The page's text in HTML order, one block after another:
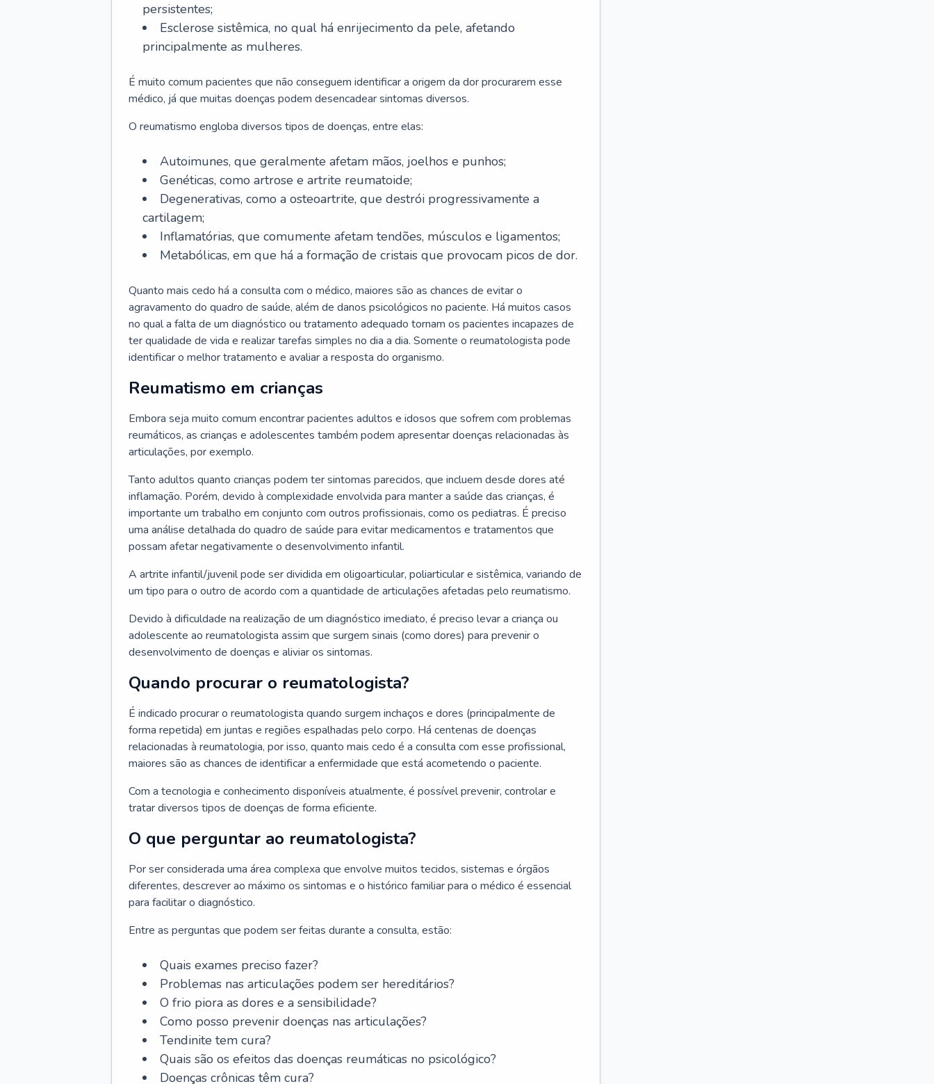
persistentes;
Esclerose sistêmica, no qual há enrijecimento da pele, afetando
principalmente as mulheres.
É muito comum pacientes que não conseguem identificar a origem da dor procurarem esse
médico, já que muitas doenças podem desencadear sintomas diversos.
O reumatismo engloba diversos tipos de doenças, entre elas:
Autoimunes, que geralmente afetam mãos, joelhos e punhos;
Genéticas, como artrose e artrite reumatoide;
Degenerativas, como a osteoartrite, que destrói progressivamente a
cartilagem;
Inflamatórias, que comumente afetam tendões, músculos e ligamentos;
Metabólicas, em que há a formação de cristais que provocam picos de dor.
Quanto mais cedo há a consulta com o médico, maiores são as chances de evitar o
agravamento do quadro de saúde, além de danos psicológicos no paciente. Há muitos casos
no qual a falta de um diagnóstico ou tratamento adequado tornam os pacientes incapazes de
ter qualidade de vida e realizar tarefas simples no dia a dia. Somente o reumatologista pode
identificar o melhor tratamento e avaliar a resposta do organismo.
Reumatismo em crianças
Embora seja muito comum encontrar pacientes adultos e idosos que sofrem com problemas
reumáticos, as crianças e adolescentes também podem apresentar doenças relacionadas às
articulações, por exemplo.
Tanto adultos quanto crianças podem ter sintomas parecidos, que incluem desde dores até
inflamação. Porém, devido à complexidade envolvida para manter a saúde das crianças, é
importante um trabalho em conjunto com outros profissionais, como os pediatras. É preciso
uma análise detalhada do quadro de saúde para evitar medicamentos e tratamentos que
possam afetar negativamente o desenvolvimento infantil.
A artrite infantil/juvenil pode ser dividida em oligoarticular, poliarticular e sistêmica, variando de
um tipo para o outro de acordo com a quantidade de articulações afetadas pelo reumatismo.
Devido à dificuldade na realização de um diagnóstico imediato, é preciso levar a criança ou
adolescente ao reumatologista assim que surgem sinais (como dores) para prevenir o
desenvolvimento de doenças e aliviar os sintomas.
Quando procurar o reumatologista?
É indicado procurar o reumatologista quando surgem inchaços e dores (principalmente de
forma repetida) em juntas e regiões espalhadas pelo corpo. Há centenas de doenças
relacionadas à reumatologia, por isso, quanto mais cedo é a consulta com esse profissional,
maiores são as chances de identificar a enfermidade que está acometendo o paciente.
Com a tecnologia e conhecimento disponíveis atualmente, é possível prevenir, controlar e
tratar diversos tipos de doenças de forma eficiente.
O que perguntar ao reumatologista?
Por ser considerada uma área complexa que envolve muitos tecidos, sistemas e órgãos
diferentes, descrever ao máximo os sintomas e o histórico familiar para o médico é essencial
para facilitar o diagnóstico.
Entre as perguntas que podem ser feitas durante a consulta, estão:
Quais exames preciso fazer?
Problemas nas articulações podem ser hereditários?
O frio piora as dores e a sensibilidade?
Como posso prevenir doenças nas articulações?
Tendinite tem cura?
Quais são os efeitos das doenças reumáticas no psicológico?
Doenças crônicas têm cura?